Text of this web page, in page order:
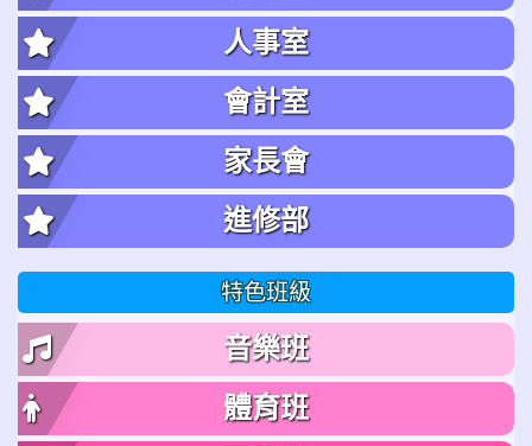
人事室
會計室
家長會
進修部
特色班級
音樂班
體育班